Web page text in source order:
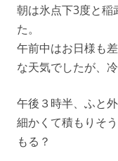
朝は氷点下3度と稲
た。
午前中はお日様も
な天気でしたが、
午後３時半、ふと
細かくて積もりそ
もる？